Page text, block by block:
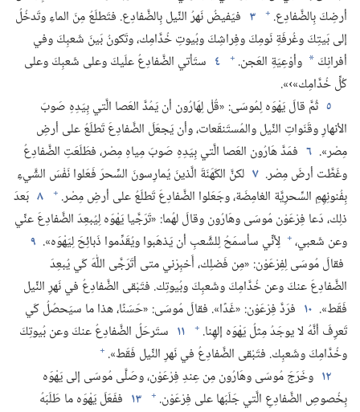
أرضِكَ بِالضَّفادِع.‏ + ٣ فيَفيضُ نَهرُ النِّيل بِالضَّفادِع.‏ فتَطلَعُ مِنَ الماءِ وتَدخُلُ
إلى بَيتِكَ وغُرفَةِ نَومِكَ وفِراشِكَ وبُيوتِ خُدَّامِك،‏ وتَكونُ بَينَ شَعبِكَ وفي
أفرانِكَ * وأوْعِيَةِ العَجن.‏ + ٤ ستَأتي الضَّفادِعُ علَيكَ وعلى شَعبِكَ وعلى
كُلِّ خُدَّامِك»›».‏
٥ ثُمَّ قالَ يَهْوَه لِمُوسَى:‏ «قُلْ لِهَارُون أن يَمُدَّ العَصا الَّتي بِيَدِهِ صَوبَ
الأنهارِ وقَنَواتِ النِّيل والمُستَنقَعات،‏ وأن يَجعَلَ الضَّفادِعَ تَطلَعُ على أرضِ
مِصْر».‏ ٦ فمَدَّ هَارُون العَصا الَّتي بِيَدِهِ صَوبَ مِياهِ مِصْر،‏ فطَلَعَتِ الضَّفادِعُ
وغَطَّت أرضَ مِصْر.‏ ٧ لكنَّ الكَهَنَةَ الَّذينَ يُمارِسونَ السِّحرَ فَعَلوا نَفْسَ الشَّيءِ
بِفُنونِهِمِ السِّحرِيَّة الغامِضَة،‏ وجَعَلوا الضَّفادِعَ تَطلَعُ على أرضِ مِصْر.‏ + ٨ بَعدَ
ذلِك،‏ دَعا فِرْعَوْن مُوسَى وهَارُون وقالَ لهُما:‏ «تَرَجَّيا يَهْوَه لِيُبعِدَ الضَّفادِعَ عنِّي
وعن شَعبي،‏ + لِأنِّي سأسمَحُ لِلشَّعبِ أن يَذهَبوا ويُقَدِّموا ذَبائِحَ لِيَهْوَه».‏ ٩
فقالَ مُوسَى لِفِرْعَوْن:‏ «مِن فَضلِك،‏ أَخبِرْني متى أتَرَجَّى اللّٰهَ كَي يُبعِدَ
الضَّفادِعَ عنكَ وعن خُدَّامِكَ وشَعبِكَ وبُيوتِك.‏ فتَبْقى الضَّفادِعُ في نَهرِ النِّيل
فَقَط».‏ ١٠ فرَدَّ فِرْعَوْن:‏ «غَدًا».‏ فقالَ مُوسَى:‏ «حَسَنًا،‏ هذا ما سيَحصُلُ كَي
تَعرِفَ أنَّهُ لا يوجَدُ مِثلُ يَهْوَه إلهِنا.‏ + ١١ ستَرحَلُ الضَّفادِعُ عنكَ وعن بُيوتِكَ
وخُدَّامِكَ وشَعبِك.‏ فتَبْقى الضَّفادِعُ في نَهرِ النِّيل فَقَط».‏ +
١٢ وخَرَجَ مُوسَى وهَارُون مِن عِندِ فِرْعَوْن،‏ وصَلَّى مُوسَى إلى يَهْوَه
بِخُصوصِ الضَّفادِعِ الَّتي جَلَبَها على فِرْعَوْن.‏ + ١٣ ففَعَلَ يَهْوَه ما طَلَبَهُ